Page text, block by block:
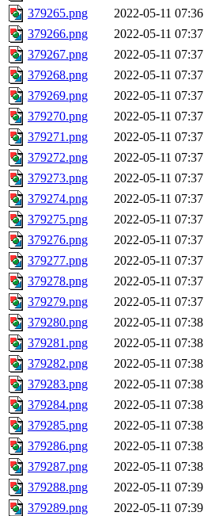
379265.png
2022-05-11 07:36
379266.png
2022-05-11 07:37
379267.png
2022-05-11 07:37
379268.png
2022-05-11 07:37
379269.png
2022-05-11 07:37
379270.png
2022-05-11 07:37
379271.png
2022-05-11 07:37
379272.png
2022-05-11 07:37
379273.png
2022-05-11 07:37
379274.png
2022-05-11 07:37
379275.png
2022-05-11 07:37
379276.png
2022-05-11 07:37
379277.png
2022-05-11 07:37
379278.png
2022-05-11 07:37
379279.png
2022-05-11 07:37
379280.png
2022-05-11 07:38
379281.png
2022-05-11 07:38
379282.png
2022-05-11 07:38
379283.png
2022-05-11 07:38
379284.png
2022-05-11 07:38
379285.png
2022-05-11 07:38
379286.png
2022-05-11 07:38
379287.png
2022-05-11 07:38
379288.png
2022-05-11 07:39
379289.png
2022-05-11 07:39